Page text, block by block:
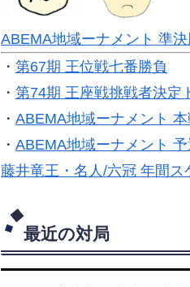
ABEMA地域ーナメント 準決
・ 第67期 王位戦七番勝負
・ 第74期 王座戦挑戦者決定
・ ABEMA地域ーナメント
・ ABEMA地域ーナメント 予
藤井竜王・名人/六冠 年間ス
最近の対局